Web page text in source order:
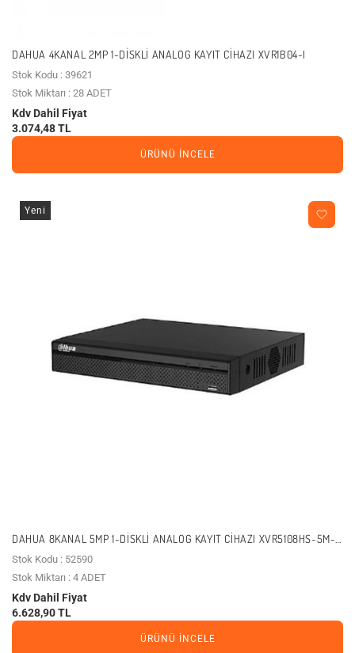
DAHUA 4KANAL 2MP 1-DISKLI ANALOG KAYIT CIHAZI XVR1B04-I
Stok Kodu : 39621
Stok Miktarı : 28 ADET
Kdv Dahil Fiyat
3.074,48 TL
ÜRÜNÜ İNCELE
Yeni
DAHUA 8KANAL 5MP 1-DISKLI ANALOG KAYIT CIHAZI XVR5108HS-5M-
I3
Stok Kodu : 52590
Stok Miktarı : 4 ADET
Kdv Dahil Fiyat
6.628,90 TL
ÜRÜNÜ İNCELE